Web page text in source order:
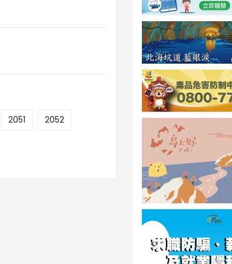
2051
2052